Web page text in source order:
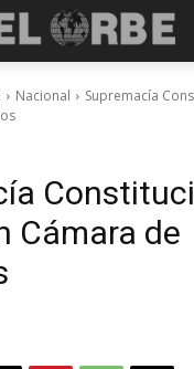
Nacional
Supremacía
Cámara de